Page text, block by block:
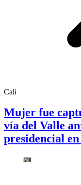
Cali
Mujer fue
vía del Valle
presidencial